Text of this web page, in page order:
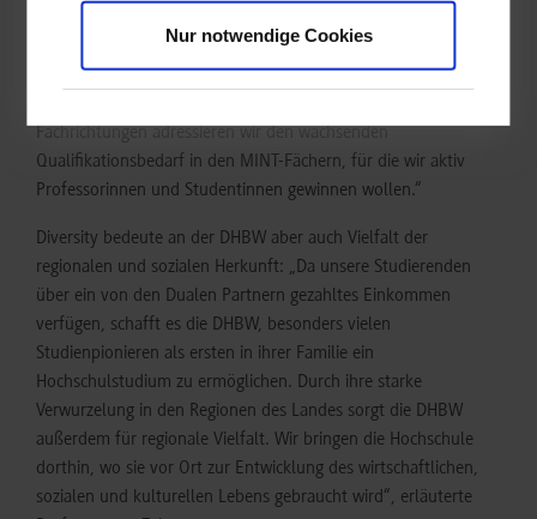
Nur notwendige Cookies
Hochschule sind, erfahren wir sehr früh von den konkreten
Bedarfen unserer Partner in Wirtschaft und Sozialwesen. Mit
Fachrichtungen adressieren wir den wachsenden
Qualifikationsbedarf in den MINT-Fächern, für die wir aktiv
Professorinnen und Studentinnen gewinnen wollen.“
Diversity bedeute an der DHBW aber auch Vielfalt der
regionalen und sozialen Herkunft: „Da unsere Studierenden
über ein von den Dualen Partnern gezahltes Einkommen
verfügen, schafft es die DHBW, besonders vielen
Studienpionieren als ersten in ihrer Familie ein
Hochschulstudium zu ermöglichen. Durch ihre starke
Verwurzelung in den Regionen des Landes sorgt die DHBW
außerdem für regionale Vielfalt. Wir bringen die Hochschule
dorthin, wo sie vor Ort zur Entwicklung des wirtschaftlichen,
sozialen und kulturellen Lebens gebraucht wird“, erläuterte